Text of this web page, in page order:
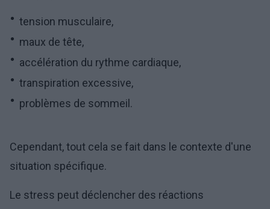
tension musculaire,
maux de tête,
accélération du rythme cardiaque,
transpiration excessive,
problèmes de sommeil.
Cependant, tout cela se fait dans le contexte d'une
situation spécifique.
Le stress peut déclencher des réactions